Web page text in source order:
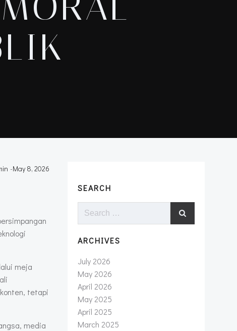
-May 8, 2026
meja
tetapi
media
SEARCH
Search
ARCHIVES
July 2026
May 2026
April 2026
May 2025
April 2025
March 2025